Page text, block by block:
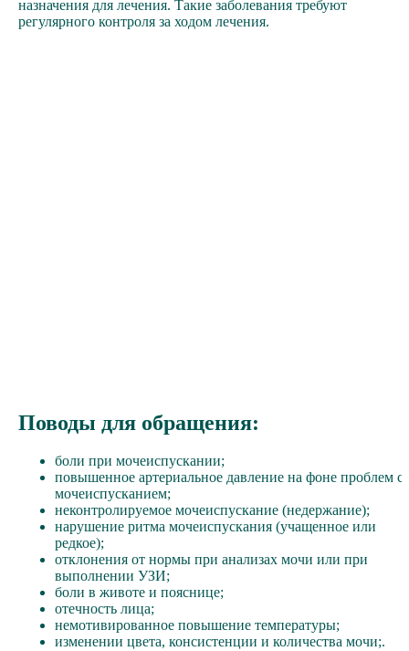
назначения для лечения. Такие заболевания требуют
регулярного контроля за ходом лечения.
Поводы для обращения:
боли при мочеиспускании;
повышенное артериальное давление на фоне проблем с
мочеиспусканием;
неконтролируемое мочеиспускание (недержание);
нарушение ритма мочеиспускания (учащенное или
редкое);
отклонения от нормы при анализах мочи или при
выполнении УЗИ;
боли в животе и пояснице;
отечность лица;
немотивированное повышение температуры;
изменении цвета, консистенции и количества мочи;.